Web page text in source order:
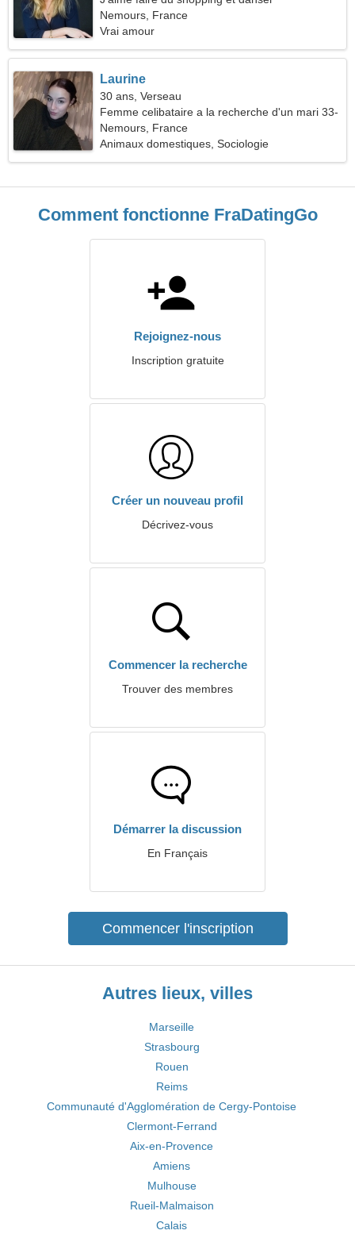
Nemours, France
Vrai amour
Laurine
30 ans, Verseau
Femme celibataire a la recherche d'un mari 33-
38
Nemours, France
Animaux domestiques, Sociologie
Comment fonctionne FraDatingGo
Rejoignez-nous
Inscription gratuite
Créer un nouveau profil
Décrivez-vous
Commencer la recherche
Trouver des membres
Démarrer la discussion
En Français
Commencer l'inscription
Autres lieux, villes
Marseille
Strasbourg
Rouen
Reims
Communauté d'Agglomération de Cergy-Pontoise
Clermont-Ferrand
Aix-en-Provence
Amiens
Mulhouse
Rueil-Malmaison
Calais